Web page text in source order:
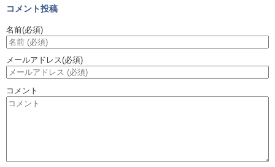
コメント投稿
名前(必須)
メールアドレス(必須)
コメント